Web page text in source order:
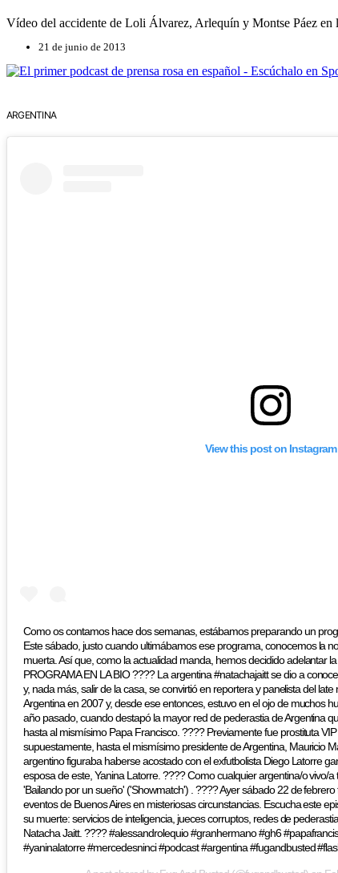
Vídeo del accidente de Loli Álvarez, Arlequín y Montse Páez
21 de junio de 2013
ARGENTINA
View this post on Instagram
Como os contamos hace dos semanas, estábamos preparando un
Este sábado, justo cuando ultimábamos ese programa, conocemos la
muerta. Así que, como la actualidad manda, hemos decidido adelantar
PROGRAMA EN LA BIO ???? La argentina #natachajaitt se dio a
y, nada más, salir de la casa, se convirtió en reportera y panelista del
Argentina en 2007 y, desde ese entonces, estuvo en el ojo de muchos
año pasado, cuando destapó la mayor red de pederastia de Argentina
hasta al mismísimo Papa Francisco. ???? Previamente fue prostituta
supuestamente, hasta el mismísimo presidente de Argentina, Mauricio
argentino figuraba haberse acostado con el exfutbolista Diego Latorre
esposa de este, Yanina Latorre. ???? Como cualquier argentina/o vivo/
'Bailando por un sueño' ('Showmatch') . ???? Ayer sábado 22 de
eventos de Buenos Aires en misteriosas circunstancias. Escucha este
su muerte: servicios de inteligencia, jueces corruptos, redes de
Natacha Jaitt. ???? #alessandrolequio #granhermano #gh6
#yaninalatorre #mercedesninci #podcast #argentina #fugandbusted